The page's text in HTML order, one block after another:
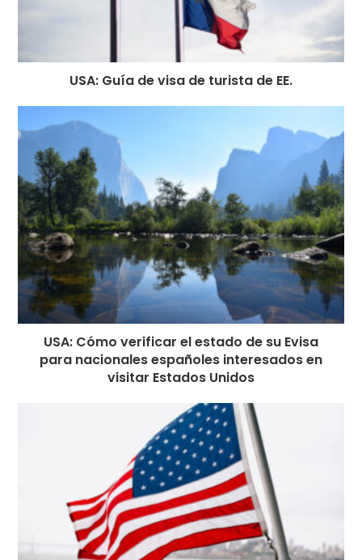
USA: Guía de visa de turista de EE.
USA: Cómo verificar el estado de su Evisa
para nacionales españoles interesados en
visitar Estados Unidos